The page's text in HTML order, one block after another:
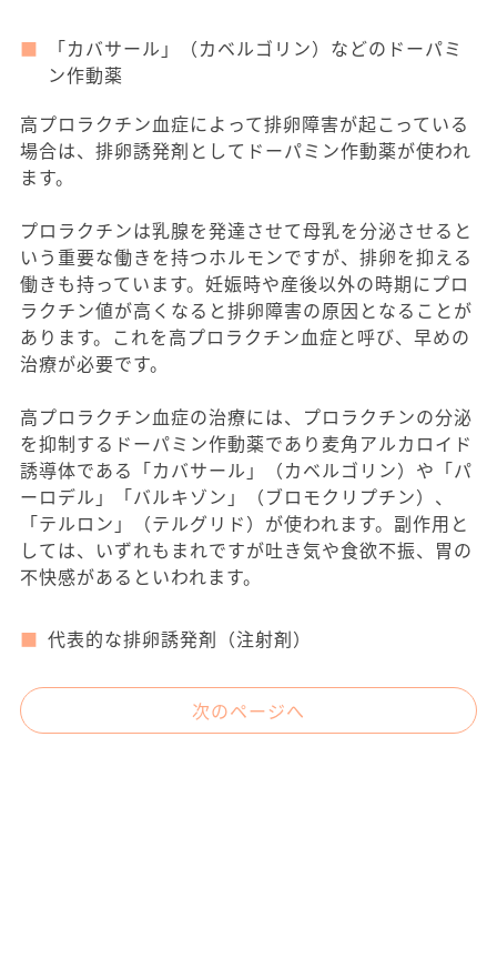
「カバサール」（カベルゴリン）などのドーパミ
ン作動薬
高プロラクチン血症によって排卵障害が起こっている
場合は、排卵誘発剤としてドーパミン作動薬が使われ
ます。
プロラクチンは乳腺を発達させて母乳を分泌させると
いう重要な働きを持つホルモンですが、排卵を抑える
働きも持っています。妊娠時や産後以外の時期にプロ
ラクチン値が高くなると排卵障害の原因となることが
あります。これを高プロラクチン血症と呼び、早めの
治療が必要です。
高プロラクチン血症の治療には、プロラクチンの分泌
を抑制するドーパミン作動薬であり麦角アルカロイド
誘導体である「カバサール」（カベルゴリン）や「パ
ーロデル」「バルキゾン」（ブロモクリプチン）、
「テルロン」（テルグリド）が使われます。副作用と
しては、いずれもまれですが吐き気や食欲不振、胃の
不快感があるといわれます。
代表的な排卵誘発剤（注射剤）
次のページへ